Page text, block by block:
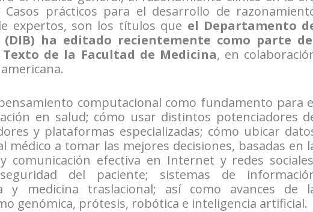
prácticos para el desarrollo de
expertos, son los títulos que el Departamento
ha editado recientemente como parte
de la Facultad de Medicina, en
computacional como fundamento para
en salud; cómo usar distintos potenciadores
y plataformas especializadas; cómo ubicar
médico a tomar las mejores decisiones, basadas en
comunicación efectiva en Internet y redes
del paciente; sistemas de
y medicina traslacional; así como avances de
genómica, prótesis, robótica e inteligencia artificial.